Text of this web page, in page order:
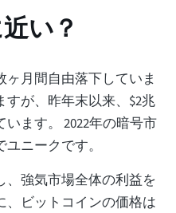
い？
ヶ月間自由落下していま
が、昨年末以来、$2兆
ます。 2022年の暗号市
ニークです。
、強気市場全体の利益を
ビットコインの価格は